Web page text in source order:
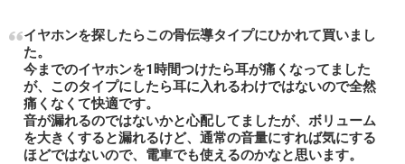
イヤホンを探したらこの骨伝導タイプにひかれて買いまし
た。
今までのイヤホンを1時間つけたら耳が痛くなってました
が、このタイプにしたら耳に入れるわけではないので全然
痛くなくて快適です。
音が漏れるのではないかと心配してましたが、ボリューム
を大きくすると漏れるけど、通常の音量にすれば気にする
ほどではないので、電車でも使えるのかなと思います。